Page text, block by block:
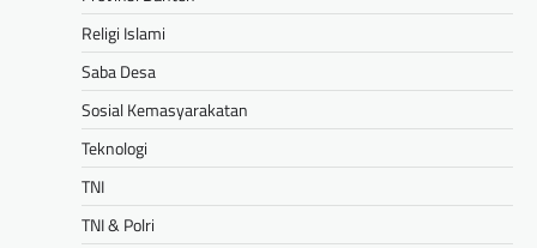
Religi Islami
Saba Desa
Sosial Kemasyarakatan
Teknologi
TNI
TNI & Polri